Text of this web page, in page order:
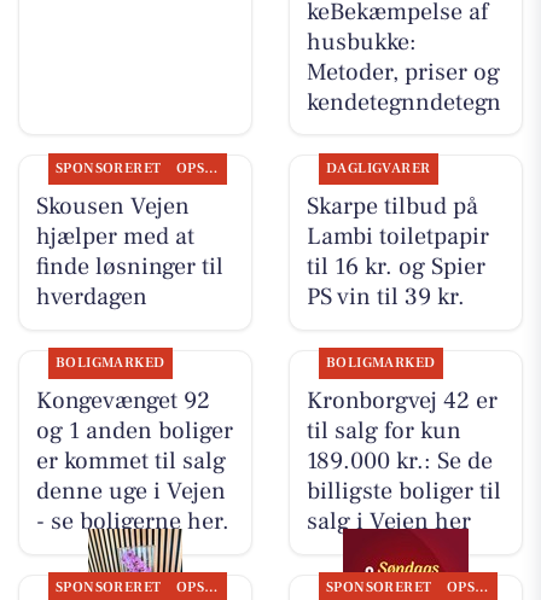
keBekæmpelse af
husbukke:
Metoder, priser og
kendetegnndetegn
SPONSORERET OPSLAGSTAVLEN
Skousen Vejen
hjælper med at
finde løsninger til
hverdagen
DAGLIGVARER
Skarpe tilbud på
Lambi toiletpapir
til 16 kr. og Spier
PS vin til 39 kr.
BOLIGMARKED
Kongevænget 92
og 1 anden boliger
er kommet til salg
denne uge i Vejen
- se boligerne her.
BOLIGMARKED
Kronborgvej 42 er
til salg for kun
189.000 kr.: Se de
billigste boliger til
salg i Vejen her
SPONSORERET OPSLAGSTAVLEN SPONSORERET OPSLAGSTAVLEN